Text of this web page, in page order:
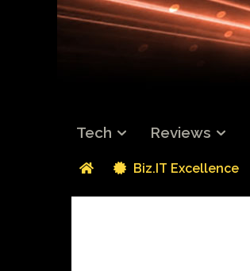
Tech Reviews
Biz.IT Excellence